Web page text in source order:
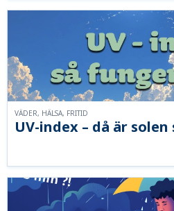
UV-index – då är
VÄDER, HÄLSA, FRITID